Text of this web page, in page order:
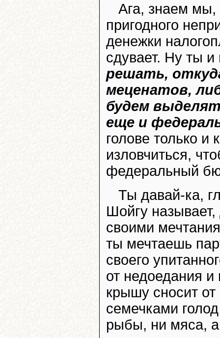
Ага, знаем мы,
пригодного
денежки
сдувает. Ну ты
решать,
меценатов,
будем
еще и
голове только и
изловчиться,
федеральный
Ты давай-ка,
Шойгу
своими
ты мечтаешь
своего
от недоедания
крышу сносит
семечками
рыбы, ни мяса, а